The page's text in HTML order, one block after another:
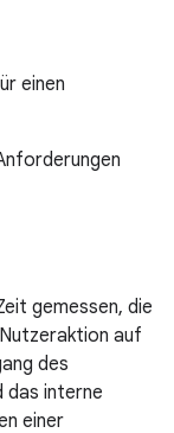
einen
gemessen, die
auf
des
das interne
einer